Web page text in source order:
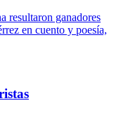
resultaron ganadores
en cuento y poesía,